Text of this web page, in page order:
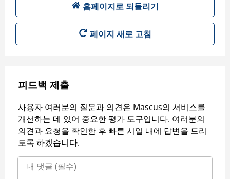
홈페이지로 되돌리기
페이지 새로 고침
피드백 제출
사용자 여러분의 질문과 의견은 Mascus의 서비스를
개선하는 데 있어 중요한 평가 도구입니다. 여러분의
의견과 요청을 확인한 후 빠른 시일 내에 답변을 드리
도록 하겠습니다.